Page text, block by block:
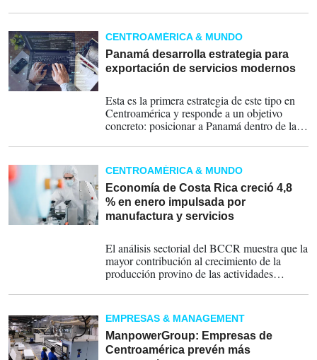
facilitar el comercio y la economía digital, así
como promover la innovación y el
crecimiento económico en el entorno digital.
CENTROAMÉRICA & MUNDO
Panamá desarrolla estrategia para
exportación de servicios modernos
Esta es la primera estrategia de este tipo en
Centroamérica y responde a un objetivo
concreto: posicionar a Panamá dentro de las
modernos, ampliando su presencia
internacional y generando empleo calificado.
CENTROAMÉRICA & MUNDO
Economía de Costa Rica creció 4,8
% en enero impulsada por
manufactura y servicios
El análisis sectorial del BCCR muestra que la
mayor contribución al crecimiento de la
producción provino de las actividades
educación y salud, así como del transporte.
EMPRESAS & MANAGEMENT
ManpowerGroup: Empresas de
Centroamérica prevén más